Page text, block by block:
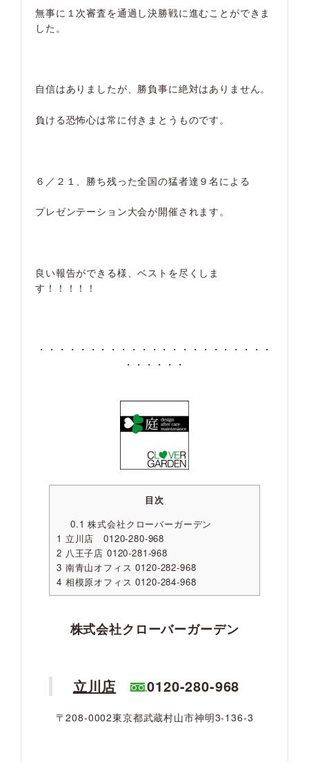
無事に１次審査を通過し決勝戦に進むことができま
した。
自信はありましたが、勝負事に絶対はありません。
負ける恐怖心は常に付きまとうものです。
６／２１、勝ち残った全国の猛者達９名による
プレゼンテーション大会が開催されます。
良い報告ができる様、ベストを尽くしま
す！！！！！
・・・・・・・・・・・・・・・・・・・・・・・
・・・・・・
目次
0.1 株式会社クローバーガーデン
1 立川店 0120-280-968
2 八王子店 0120-281-968
3 南青山オフィス 0120-282-968
4 相模原オフィス 0120-284-968
株式会社クローバーガーデン
立川店 0120-280-968
〒208-0002東京都武蔵村山市神明3-136-3